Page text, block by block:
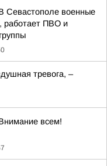
Севастополе военные
работает ПВО и
тревога, –
всем!